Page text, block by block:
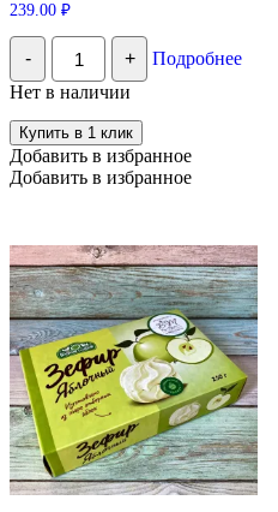
239.00 ₽
-
Количество
Белевский
зефир
в
шоколаде
«Райские
яблочки»,
250
+
Подробнее
Нет в наличии
Купить в 1 клик
Добавить в избранное
Добавить в избранное